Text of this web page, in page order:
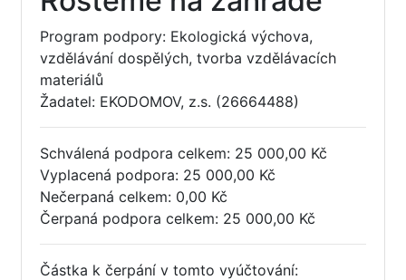
Program podpory: Ekologická výchova,
vzdělávání dospělých, tvorba vzdělávacích
materiálů
Žadatel: EKODOMOV, z.s. (26664488)
Schválená podpora celkem: 25 000,00 Kč
Vyplacená podpora: 25 000,00 Kč
Nečerpaná celkem: 0,00 Kč
Čerpaná podpora celkem: 25 000,00 Kč
Částka k čerpání v tomto vyúčtování: